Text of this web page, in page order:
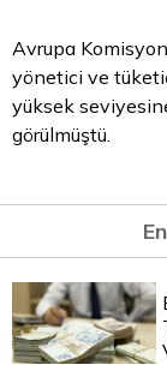
Avrupa
yönetici ve
yüksek
görülmüştü.